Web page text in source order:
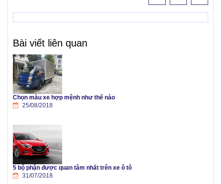
Bài viết liên quan
Chọn màu xe hợp mệnh như thế nào
25/08/2018
5 bộ phận được quan tâm nhất trên xe ô tô
31/07/2018